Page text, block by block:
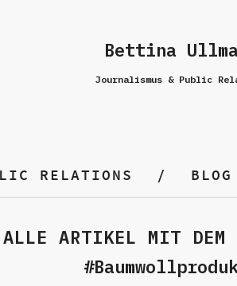
Bettina
Journalismus & Public
RELATIONS BLOG
ALLE ARTIKEL MIT DEM